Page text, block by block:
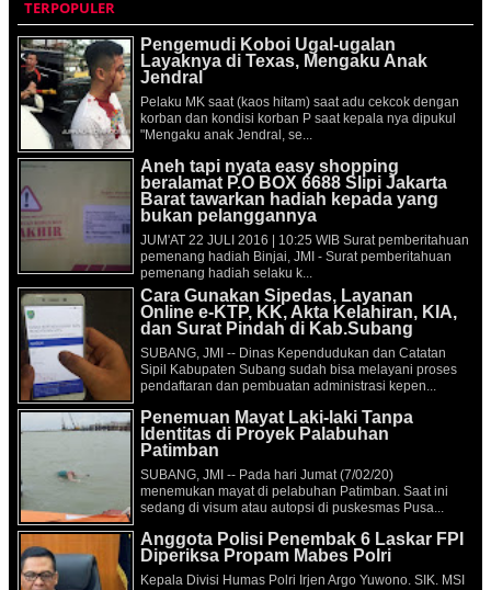
TERPOPULER
Pengemudi Koboi Ugal-ugalan
Layaknya di Texas, Mengaku Anak
Jendral
Pelaku MK saat (kaos hitam) saat adu cekcok dengan
korban dan kondisi korban P saat kepala nya dipukul
"Mengaku anak Jendral, se...
Aneh tapi nyata easy shopping
beralamat P.O BOX 6688 Slipi Jakarta
Barat tawarkan hadiah kepada yang
bukan pelanggannya
JUM'AT 22 JULI 2016 | 10:25 WIB Surat pemberitahuan
pemenang hadiah Binjai, JMI - Surat pemberitahuan
pemenang hadiah selaku k...
Cara Gunakan Sipedas, Layanan
Online e-KTP, KK, Akta Kelahiran, KIA,
dan Surat Pindah di Kab.Subang
SUBANG, JMI -- Dinas Kependudukan dan Catatan
Sipil Kabupaten Subang sudah bisa melayani proses
pendaftaran dan pembuatan administrasi kepen...
Penemuan Mayat Laki-laki Tanpa
Identitas di Proyek Palabuhan
Patimban
SUBANG, JMI -- Pada hari Jumat (7/02/20)
menemukan mayat di pelabuhan Patimban. Saat ini
sedang di visum atau autopsi di puskesmas Pusa...
Anggota Polisi Penembak 6 Laskar FPI
Diperiksa Propam Mabes Polri
Kepala Divisi Humas Polri Irjen Argo Yuwono. SIK. MSI